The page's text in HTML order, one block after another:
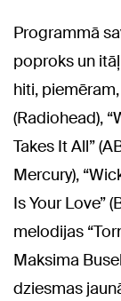
Programmā
poproks un
hiti,
(Radiohead),
Takes It All”
Mercury),
Is Your Love”
melodijas
Maksima
dziesmas